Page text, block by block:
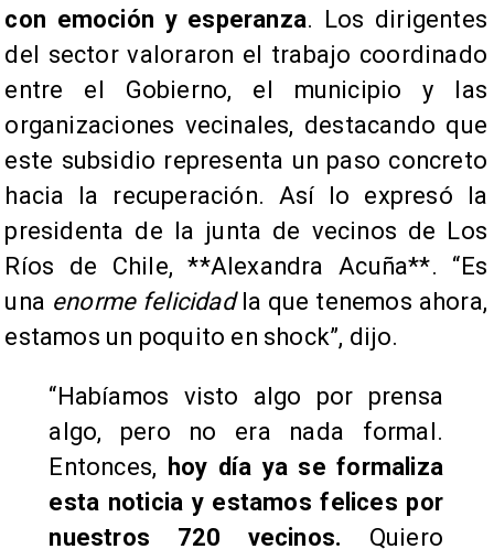
con emoción y esperanza. Los dirigentes
del sector valoraron el trabajo coordinado
entre el Gobierno, el municipio y las
organizaciones vecinales, destacando que
este subsidio representa un paso concreto
hacia la recuperación. Así lo expresó la
presidenta de la junta de vecinos de Los
Ríos de Chile, **Alexandra Acuña**. “Es
una enorme felicidadla que tenemos ahora,
estamos un poquito en shock”, dijo.
“Habíamos visto algo por prensa
algo, pero no era nada formal.
Entonces, hoy día ya se formaliza
esta noticia y estamos felices por
nuestros 720 vecinos. Quiero